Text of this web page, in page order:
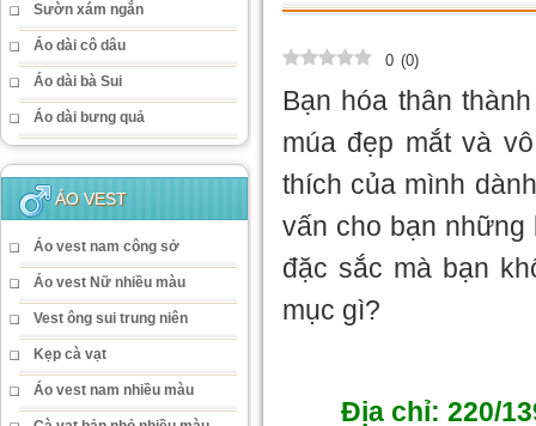
Sườn xám ngắn
Áo dài cô dâu
Áo dài bà Sui
Áo dài bưng quả
ÁO VEST
Áo vest nam công sở
Áo vest Nữ nhiều màu
Vest ông sui trung niên
Kẹp cà vạt
Áo vest nam nhiều màu
0 (0)
Bạn hóa thân
múa đẹp mắt và
thích của mình
vấn cho bạn những
đặc sắc mà bạn
mục gì?
Địa chỉ: 220/